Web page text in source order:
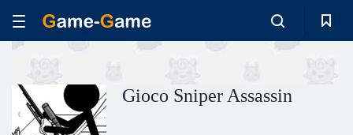
Gioco Sniper Assassin